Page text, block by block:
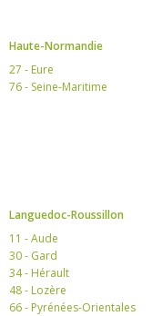
Haute-Normandie
27 - Eure
76 - Seine-Maritime
Languedoc-Roussillon
11 - Aude
30 - Gard
34 - Hérault
48 - Lozère
66 - Pyrénées-Orientales